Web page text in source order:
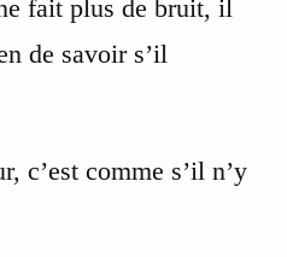
fait plus de bruit, il
de savoir s’il
c’est comme s’il n’y